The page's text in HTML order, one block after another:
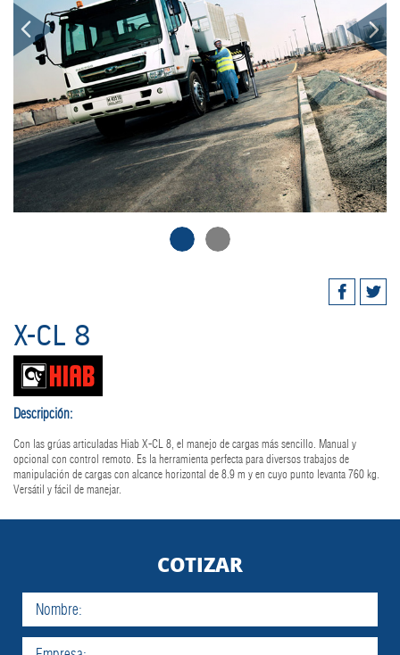
X-CL 8
Descripción:
Con las grúas articuladas Hiab X-CL 8, el manejo de cargas más sencillo. Manual y
opcional con control remoto. Es la herramienta perfecta para diversos trabajos de
manipulación de cargas con alcance horizontal de 8.9 m y en cuyo punto levanta 760 kg.
Versátil y fácil de manejar.
COTIZAR